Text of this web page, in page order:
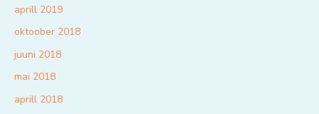
aprill 2019
oktoober 2018
juuni 2018
mai 2018
aprill 2018